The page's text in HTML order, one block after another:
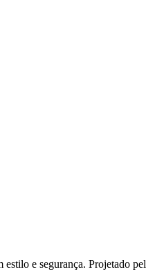
e segurança. Projetado